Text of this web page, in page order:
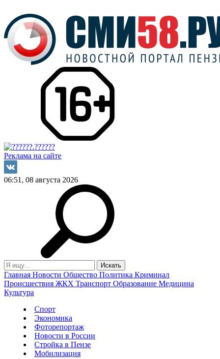
Реклама на сайте
06:51, 08 августа 2026
Главная Новости Общество Политика Криминал
Происшествия ЖКХ Транспорт Образование Медицина
Культура
Спорт
Экономика
Фоторепортаж
Новости в России
Стройка в Пензе
Мобилизация